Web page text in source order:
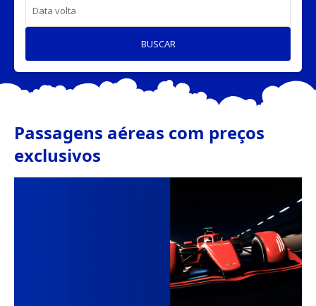
Data volta
BUSCAR
Passagens aéreas com preços
exclusivos